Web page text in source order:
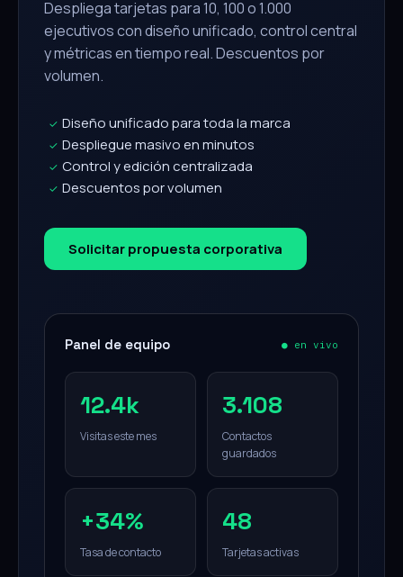
Despliega tarjetas para 10, 100 o 1.000
ejecutivos con diseño unificado, control central
y métricas en tiempo real. Descuentos por
volumen.
✓ Diseño unificado para toda la marca
✓ Despliegue masivo en minutos
✓ Control y edición centralizada
✓ Descuentos por volumen
Solicitar propuesta corporativa
Panel de equipo ● en vivo
12.4k
Visitas este mes
3.108
Contactos
guardados
+34%
Tasa de contacto
48
Tarjetas activas